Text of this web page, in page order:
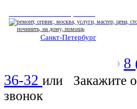
Санкт-Петербург
8
36-32 или
Закажите
звонок